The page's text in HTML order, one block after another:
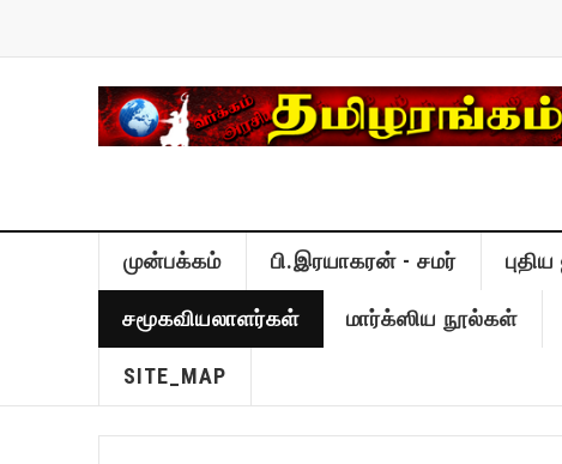
முன்பக்கம் பி.இரயாகரன் - சமர்
சமூகவியலாளர்கள் மார்க்ஸிய நூல்கள்
SITE_MAP